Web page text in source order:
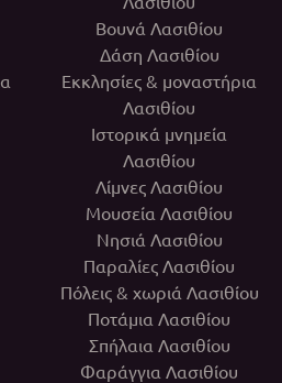
Βουνά Λασιθίου
Δάση Λασιθίου
Εκκλησίες & μοναστήρια
Λασιθίου
Ιστορικά μνημεία
Λασιθίου
Λίμνες Λασιθίου
Μουσεία Λασιθίου
Νησιά Λασιθίου
Παραλίες Λασιθίου
Πόλεις & χωριά Λασιθίου
Ποτάμια Λασιθίου
Σπήλαια Λασιθίου
Φαράγγια Λασιθίου